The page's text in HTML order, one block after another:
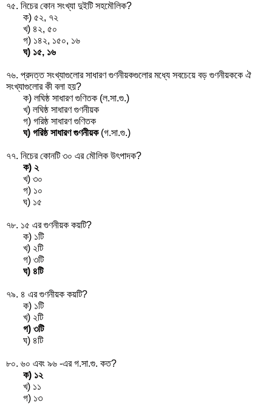
৭৫. নিচের কোন সংখ্যা দুইটি সহমৌলিক?
ক) ৫২, ৭২
খ) ৪২, ৫০
গ) ১৪২, ১৫০, ১৬
ঘ) ১৫, ১৬
৭৬. প্রদত্ত সংখ্যাগুলোর সাধারণ গুণনীয়কগুলোর মধ্যে সবচেয়ে বড় গুণনীয়ককে ঐ
সংখ্যাগুলোর কী বলা হয়?
ক) লঘিষ্ঠ সাধারণ গুণিতক (ল.সা.গু.)
খ) লঘিষ্ঠ সাধারণ গুণনীয়ক
গ) গরিষ্ঠ সাধারণ গুণিতক
ঘ) গরিষ্ঠ সাধারণ গুণনীয়ক (গ.সা.গু.)
৭৭. নিচের কোনটি ৩০ এর মৌলিক উৎপাদক?
ক) ২
খ) ৩০
গ) ১০
ঘ) ১৫
৭৮. ১৫ এর গুণনীয়ক কয়টি?
ক) ১টি
খ) ২টি
গ) ৩টি
ঘ) ৪টি
৭৯. ৪ এর গুণনীয়ক কয়টি?
ক) ১টি
খ) ২টি
গ) ৩টি
ঘ) ৪টি
৮০. ৬০ এবং ৯৬ -এর গ.সা.গু. কত?
ক) ১২
খ) ১১
গ) ১৩